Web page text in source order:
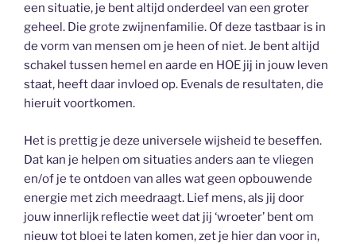
een situatie, je bent altijd onderdeel van een groter
geheel. Die grote zwijnenfamilie. Of deze tastbaar is in
de vorm van mensen om je heen of niet. Je bent altijd
schakel tussen hemel en aarde en HOE jij in jouw leven
staat, heeft daar invloed op. Evenals de resultaten, die
hieruit voortkomen.
Het is prettig je deze universele wijsheid te beseffen.
Dat kan je helpen om situaties anders aan te vliegen
en/of je te ontdoen van alles wat geen opbouwende
energie met zich meedraagt. Lief mens, als jij door
jouw innerlijk reflectie weet dat jij ‘wroeter’ bent om
nieuw tot bloei te laten komen, zet je hier dan voor in,